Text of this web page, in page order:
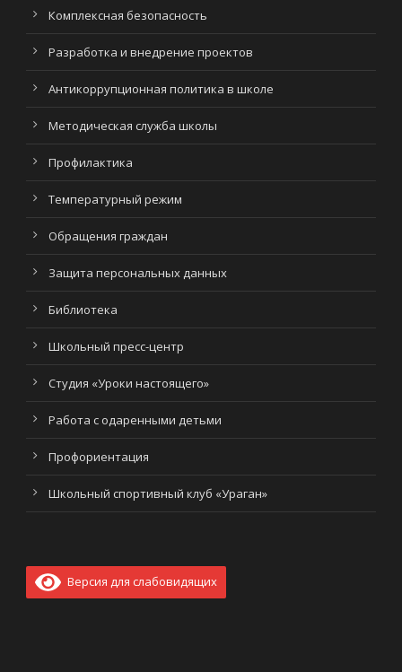
Комплексная безопасность
Разработка и внедрение проектов
Антикоррупционная политика в школе
Методическая служба школы
Профилактика
Температурный режим
Обращения граждан
Защита персональных данных
Библиотека
Школьный пресс-центр
Студия «Уроки настоящего»
Работа с одаренными детьми
Профориентация
Школьный спортивный клуб «Ураган»
Версия для слабовидящих